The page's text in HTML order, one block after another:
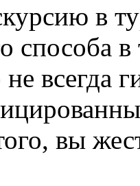
в
способа
всегда
вы